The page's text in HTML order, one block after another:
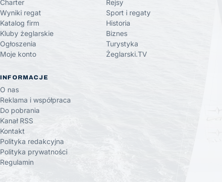
Charter
Wyniki regat
Katalog firm
Kluby żeglarskie
Ogłoszenia
Moje konto
Rejsy
Sport i regaty
Historia
Biznes
Turystyka
Żeglarski.TV
INFORMACJE
O nas
Reklama i współpraca
Do pobrania
Kanał RSS
Kontakt
Polityka redakcyjna
Polityka prywatności
Regulamin